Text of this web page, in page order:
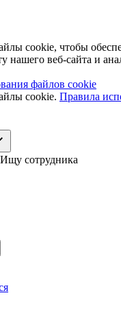
cookie, чтобы
нашего веб-сайта и
файлов cookie
cookie. Правила
Ищу сотрудника